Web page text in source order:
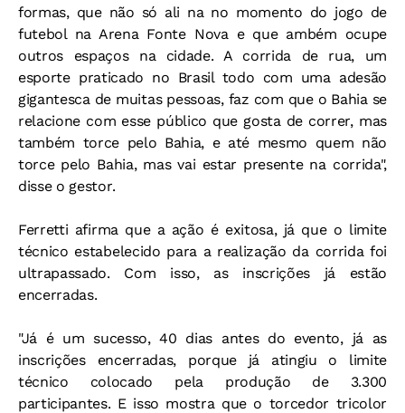
formas, que não só ali na no momento do jogo de
futebol na Arena Fonte Nova e que ambém ocupe
outros espaços na cidade. A corrida de rua, um
esporte praticado no Brasil todo com uma adesão
gigantesca de muitas pessoas, faz com que o Bahia se
relacione com esse público que gosta de correr, mas
também torce pelo Bahia, e até mesmo quem não
torce pelo Bahia, mas vai estar presente na corrida",
disse o gestor.
Ferretti afirma que a ação é exitosa, já que o limite
técnico estabelecido para a realização da corrida foi
ultrapassado. Com isso, as inscrições já estão
encerradas.
"Já é um sucesso, 40 dias antes do evento, já as
inscrições encerradas, porque já atingiu o limite
técnico colocado pela produção de 3.300
participantes. E isso mostra que o torcedor tricolor